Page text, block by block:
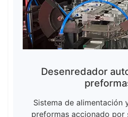
Desenredador
Sistema de alimentación
preformas accionado por